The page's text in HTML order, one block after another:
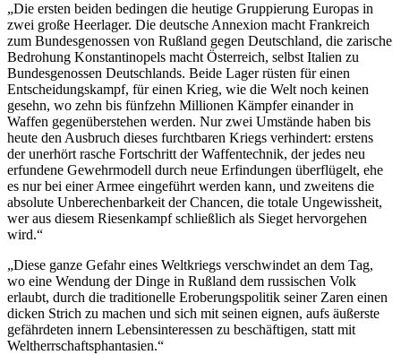
„Die ersten beiden bedingen die heutige Gruppierung Europas in
zwei große Heerlager. Die deutsche Annexion macht Frankreich
zum Bundesgenossen von Rußland gegen Deutschland, die zarische
Bedrohung Konstantinopels macht Österreich, selbst Italien zu
Bundesgenossen Deutschlands. Beide Lager rüsten für einen
Entscheidungskampf, für einen Krieg, wie die Welt noch keinen
gesehn, wo zehn bis fünfzehn Millionen Kämpfer einander in
Waffen gegenüberstehen werden. Nur zwei Umstände haben bis
heute den Ausbruch dieses furchtbaren Kriegs verhindert: erstens
der unerhört rasche Fortschritt der Waffentechnik, der jedes neu
erfundene Gewehrmodell durch neue Erfindungen überflügelt, ehe
es nur bei einer Armee eingeführt werden kann, und zweitens die
absolute Unberechenbarkeit der Chancen, die totale Ungewissheit,
wer aus diesem Riesenkampf schließlich als Sieget hervorgehen
wird.“
„Diese ganze Gefahr eines Weltkriegs verschwindet an dem Tag,
wo eine Wendung der Dinge in Rußland dem russischen Volk
erlaubt, durch die traditionelle Eroberungspolitik seiner Zaren einen
dicken Strich zu machen und sich mit seinen eignen, aufs äußerste
gefährdeten innern Lebensinteressen zu beschäftigen, statt mit
Weltherrschaftsphantasien.“